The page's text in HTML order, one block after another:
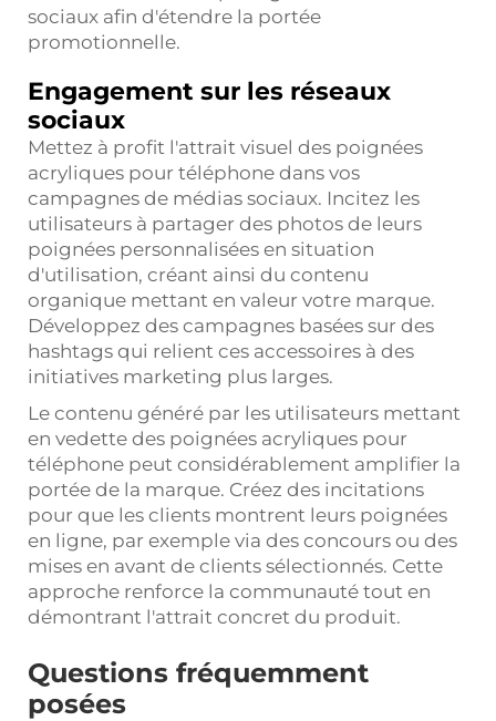
sociaux afin d'étendre la portée
promotionnelle.
Engagement sur les réseaux
sociaux
Mettez à profit l'attrait visuel des poignées
acryliques pour téléphone dans vos
campagnes de médias sociaux. Incitez les
utilisateurs à partager des photos de leurs
poignées personnalisées en situation
d'utilisation, créant ainsi du contenu
organique mettant en valeur votre marque.
Développez des campagnes basées sur des
hashtags qui relient ces accessoires à des
initiatives marketing plus larges.
Le contenu généré par les utilisateurs mettant
en vedette des poignées acryliques pour
téléphone peut considérablement amplifier la
portée de la marque. Créez des incitations
pour que les clients montrent leurs poignées
en ligne, par exemple via des concours ou des
mises en avant de clients sélectionnés. Cette
approche renforce la communauté tout en
démontrant l'attrait concret du produit.
Questions fréquemment
posées